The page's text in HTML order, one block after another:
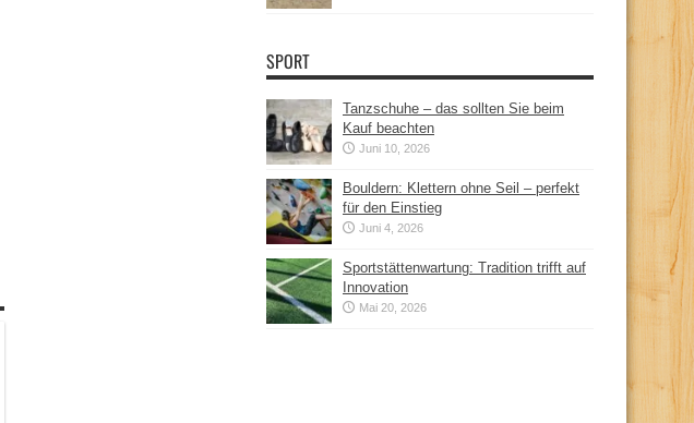
SPORT
Tanzschuhe – das sollten Sie beim
Kauf beachten
Juni 10, 2026
Bouldern: Klettern ohne Seil – perfekt
für den Einstieg
Juni 4, 2026
Sportstättenwartung: Tradition trifft auf
Innovation
Mai 20, 2026